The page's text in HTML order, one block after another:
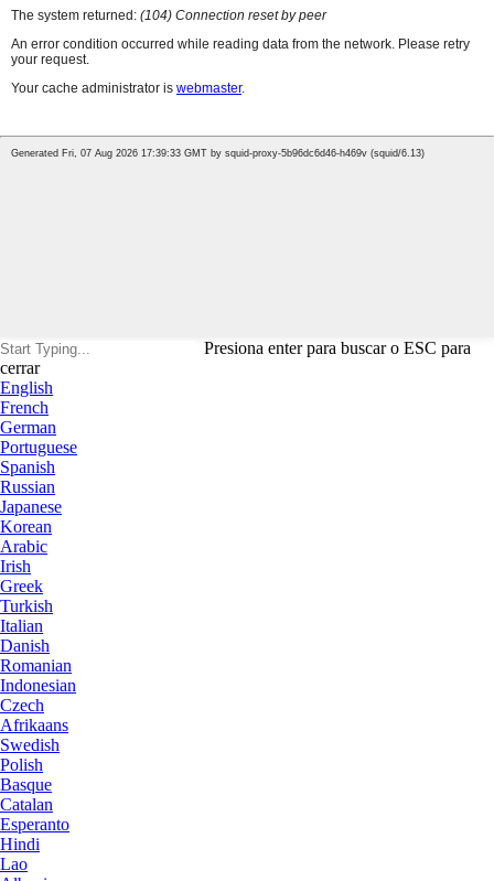
Presiona enter para buscar o ESC para
cerrar
English
French
German
Portuguese
Spanish
Russian
Japanese
Korean
Arabic
Irish
Greek
Turkish
Italian
Danish
Romanian
Indonesian
Czech
Afrikaans
Swedish
Polish
Basque
Catalan
Esperanto
Hindi
Lao